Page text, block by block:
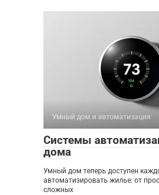
Умный дом и автоматизация
Системы
дома
Умный дом теперь доступен
автоматизировать жилье: от
сложных